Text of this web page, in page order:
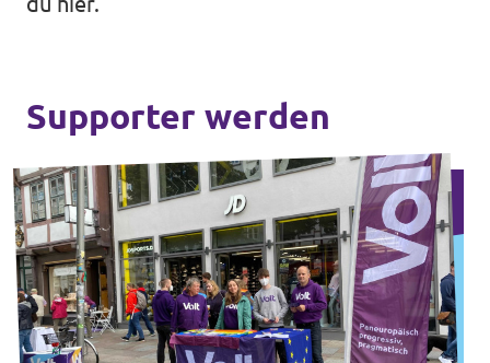
Supporter werden